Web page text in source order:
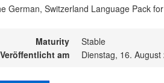
German, Switzerland Language Pack
Maturity
Stable
Veröffentlicht am
Dienstag, 16.